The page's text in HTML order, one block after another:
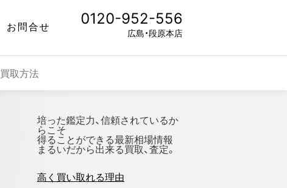
お問合せ 0120-952-556
広島・段原本店
買取方法
培った鑑定力、信頼されているか
らこそ
得ることができる最新相場情報
まるいだから出来る買取、査定。
高く買い取れる理由